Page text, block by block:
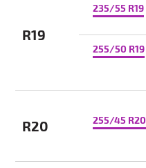
R19
235/55 R19
255/50 R19
R20 255/45 R20